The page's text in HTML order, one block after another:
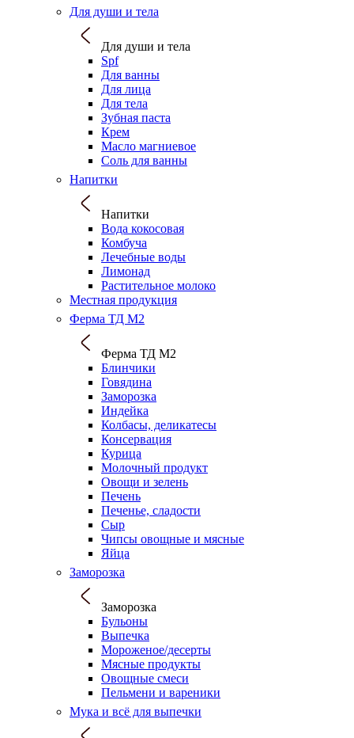
Для души и тела
Для души и тела
Spf
Для ванны
Для лица
Для тела
Зубная паста
Крем
Масло магниевое
Соль для ванны
Напитки
Напитки
Вода кокосовая
Комбуча
Лечебные воды
Лимонад
Растительное молоко
Местная продукция
Ферма ТД М2
Ферма ТД М2
Блинчики
Говядина
Заморозка
Индейка
Колбасы, деликатесы
Консервация
Курица
Молочный продукт
Овощи и зелень
Печень
Печенье, сладости
Сыр
Чипсы овощные и мясные
Яйца
Заморозка
Заморозка
Бульоны
Выпечка
Мороженое/десерты
Мясные продукты
Овощные смеси
Пельмени и вареники
Мука и всё для выпечки